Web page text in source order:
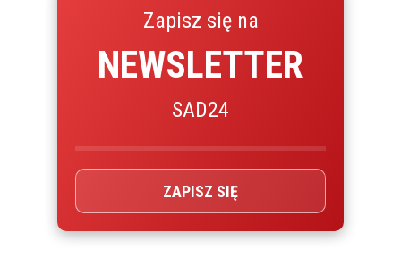
Zapisz się na
NEWSLETTER
SAD24
ZAPISZ SIĘ